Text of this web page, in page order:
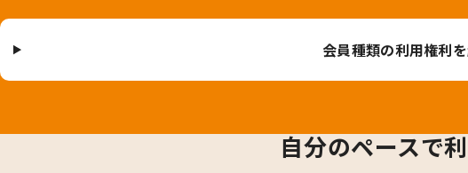
会員種類の利用権利
自分のペースで